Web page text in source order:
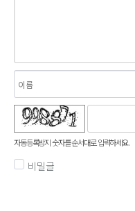
자동등록방지 숫자를 순서대로 입력하세요.
비밀글